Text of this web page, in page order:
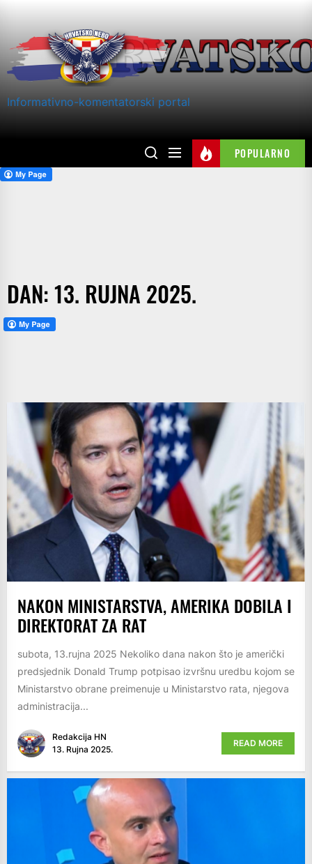
content
Informativno-komentatorski portal
POPULARNO
DAN:13. RUJNA 2025.
NAKON MINISTARSTVA, AMERIKA DOBILA I
DIREKTORAT ZA RAT
subota, 13.rujna 2025 Nekoliko dana nakon što je američki
predsjednik Donald Trump potpisao izvršnu uredbu kojom se
Ministarstvo obrane preimenuje u Ministarstvo rata, njegova
administracija...
Redakcija HN
13. Rujna 2025.
READ MORE